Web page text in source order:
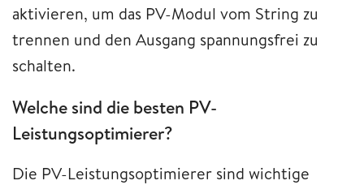
aktivieren, um das PV-Modul vom String zu
trennen und den Ausgang spannungsfrei zu
schalten.
Welche sind die besten PV-
Leistungsoptimierer?
Die PV-Leistungsoptimierer sind wichtige